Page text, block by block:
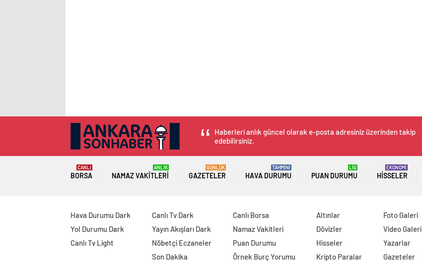
Haberleri anlık güncel olarak e-posta adresiniz üzerinden takip
edebilirsiniz.
BORSA
CANLI
NAMAZ VAKITLERI
ANLIK
GAZETELER
GÜNLÜK
HAVA DURUMU
TAHMİNİ
PUAN DURUMU
LİG
HISSELER
EKONOMİ
Hava Durumu Dark
Yol Durumu Dark
Canlı Tv Light
Canlı Tv Dark
Yayın Akışları Dark
Nöbetçi Eczaneler
Son Dakika
Canlı Borsa
Namaz Vakitleri
Puan Durumu
Örnek Burç Yorumu
Altınlar
Dövizler
Hisseler
Kripto Paralar
Foto Galeri
Video Galeri
Yazarlar
Gazeteler